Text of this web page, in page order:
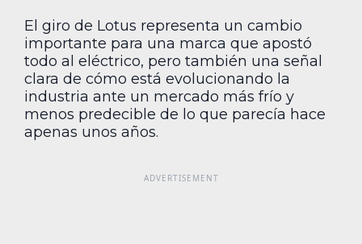
El giro de Lotus representa un cambio
importante para una marca que apostó
todo al eléctrico, pero también una señal
clara de cómo está evolucionando la
industria ante un mercado más frío y
menos predecible de lo que parecía hace
apenas unos años.